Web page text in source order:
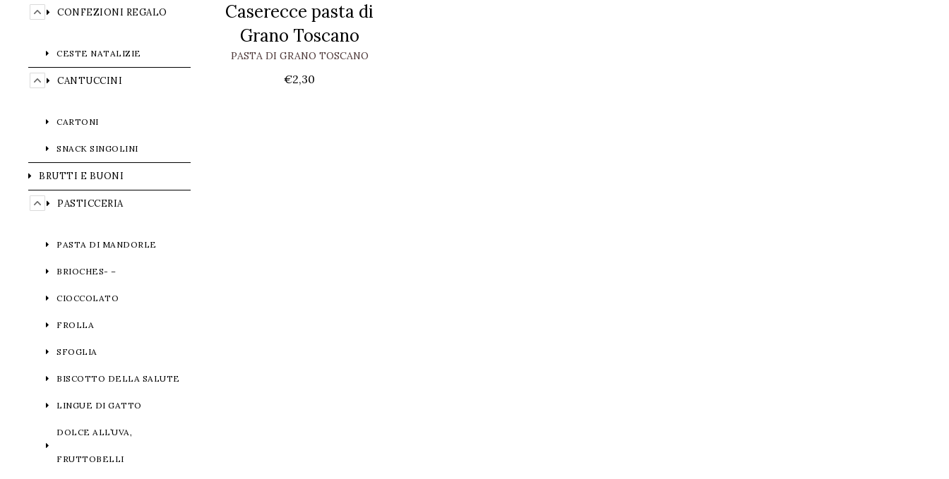
Caserecce pasta di
Grano Toscano
PASTA DI GRANO TOSCANO
€2,30
CONFEZIONI REGALO
CESTE NATALIZIE
CANTUCCINI
CARTONI
SNACK SINGOLINI
BRUTTI E BUONI
PASTICCERIA
PASTA DI MANDORLE
BRIOCHES- –
CIOCCOLATO
FROLLA
SFOGLIA
BISCOTTO DELLA SALUTE
LINGUE DI GATTO
DOLCE ALL’UVA,
FRUTTOBELLI